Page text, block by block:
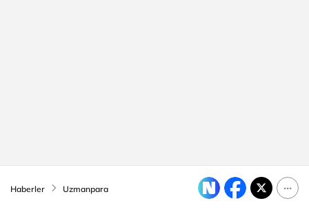
Haberler Uzmanpara